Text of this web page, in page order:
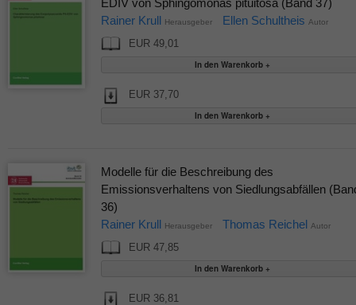
Rainer Krull Herausgeber Ellen Schultheis Autor
EUR 49,01
EUR 37,70
Modelle für die Beschreibung des
Emissionsverhaltens von Siedlungsabfällen
36)
Rainer Krull Herausgeber Thomas Reichel Autor
EUR 47,85
EUR 36,81